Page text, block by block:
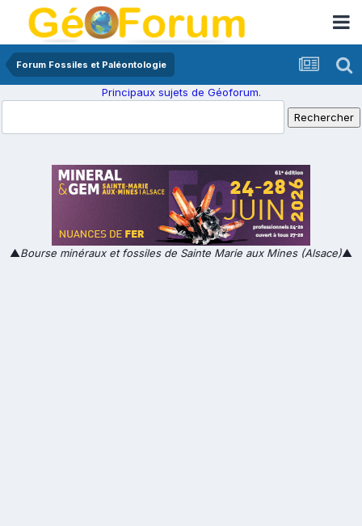
Forum Fossiles et Paléontologie
Principaux sujets de Géoforum.
▲Bourse minéraux et fossiles de Sainte Marie aux Mines (Alsace)▲